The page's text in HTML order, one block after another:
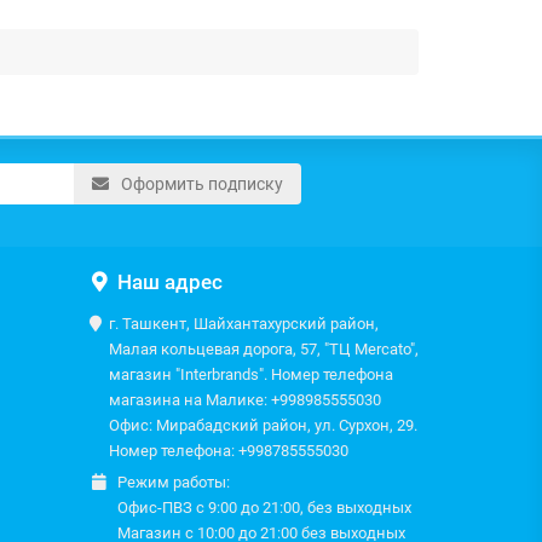
Оформить подписку
Наш адрес
г. Ташкент, Шайхантахурский район,
Малая кольцевая дорога, 57, "ТЦ Mercato",
магазин "Interbrands". Номер телефона
магазина на Малике: +998985555030
Офис: Мирабадский район, ул. Сурхон, 29.
Номер телефона: +998785555030
Режим работы:
Офис-ПВЗ с 9:00 до 21:00, без выходных
Магазин с 10:00 до 21:00 без выходных